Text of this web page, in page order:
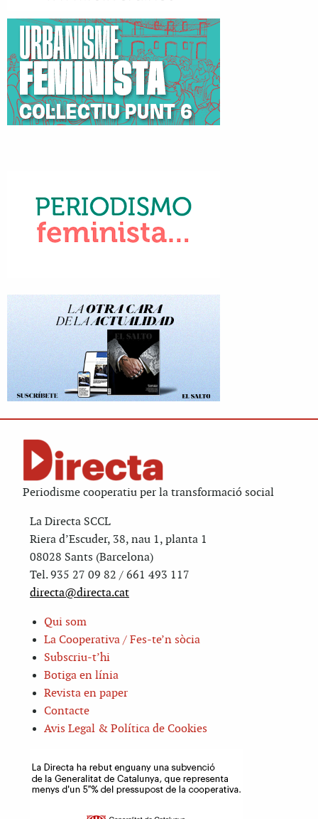
Periodisme cooperatiu per la transformació social
La Directa SCCL
Riera d’Escuder, 38, nau 1, planta 1
08028 Sants (Barcelona)
Tel. 935 27 09 82 / 661 493 117
directa@directa.cat
Qui som
La Cooperativa / Fes-te’n sòcia
Subscriu-t’hi
Botiga en línia
Revista en paper
Contacte
Avis Legal & Política de Cookies